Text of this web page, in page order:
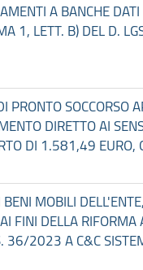
A BANCHE DATI
1, LETT. B) DEL D.
SOCCORSO
DIRETTO AI
DI 1.581,49 EURO,
MOBILI DELL'ENTE,
FINI DELLA
36/2023 A C&C